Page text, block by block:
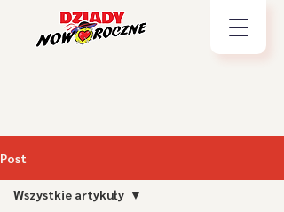
Post
Wszystkie artykuły